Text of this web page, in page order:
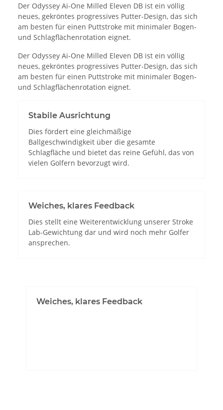
Der Odyssey Ai-One Milled Eleven DB ist ein völlig
neues, gekröntes progressives Putter-Design, das sich
am besten für einen Puttstroke mit minimaler Bogen-
und Schlagflächenrotation eignet.
Der Odyssey Ai-One Milled Eleven DB ist ein völlig
neues, gekröntes progressives Putter-Design, das sich
am besten für einen Puttstroke mit minimaler Bogen-
und Schlagflächenrotation eignet.
Stabile Ausrichtung
Dies fördert eine gleichmäßige
Ballgeschwindigkeit über die gesamte
Schlagfläche und bietet das reine Gefühl, das von
vielen Golfern bevorzugt wird.
Weiches, klares Feedback
Dies stellt eine Weiterentwicklung unserer Stroke
Lab-Gewichtung dar und wird noch mehr Golfer
ansprechen.
Weiches, klares Feedback